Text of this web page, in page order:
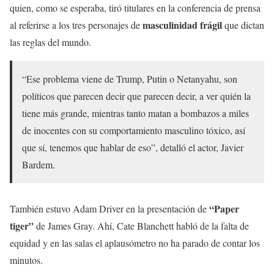
quien, como se esperaba, tiró titulares en la conferencia de prensa
al referirse a los tres personajes demasculinidad frágilque dictan
las reglas del mundo.
“Ese problema viene de Trump, Putin o Netanyahu, son
políticos que parecen decir que parecen decir, a ver quién la
tiene más grande, mientras tanto matan a bombazos a miles
de inocentes con su comportamiento masculino tóxico, así
que sí, tenemos que hablar de eso”, detalló el actor, Javier
Bardem.
También estuvo Adam Driver en la presentación de“Paper
tiger”de James Gray. Ahí, Cate Blanchett habló de la falta de
equidad y en las salas el aplausómetro no ha parado de contar los
minutos.